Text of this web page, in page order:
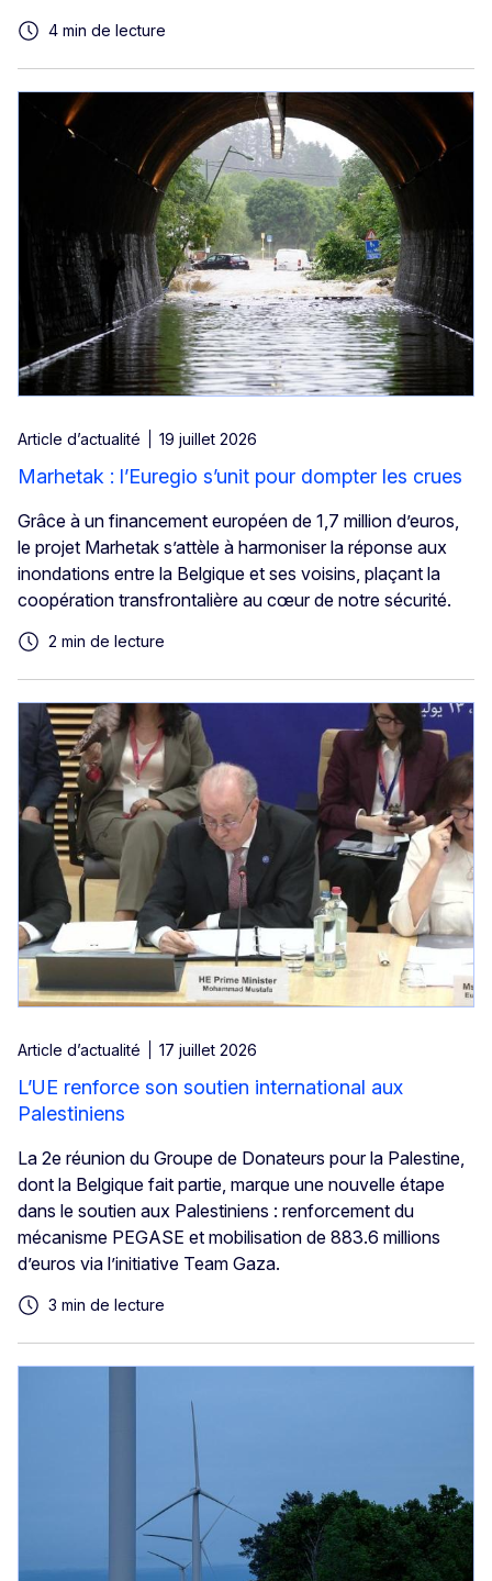
4 min de lecture
Article d’actualité 19 juillet 2026
Marhetak : l’Euregio s’unit pour dompter les crues
Grâce à un financement européen de 1,7 million d’euros,
le projet Marhetak s’attèle à harmoniser la réponse aux
inondations entre la Belgique et ses voisins, plaçant la
coopération transfrontalière au cœur de notre sécurité.
2 min de lecture
Article d’actualité 17 juillet 2026
L’UE renforce son soutien international aux
Palestiniens
La 2e réunion du Groupe de Donateurs pour la Palestine,
dont la Belgique fait partie, marque une nouvelle étape
dans le soutien aux Palestiniens : renforcement du
mécanisme PEGASE et mobilisation de 883.6 millions
d’euros via l’initiative Team Gaza.
3 min de lecture